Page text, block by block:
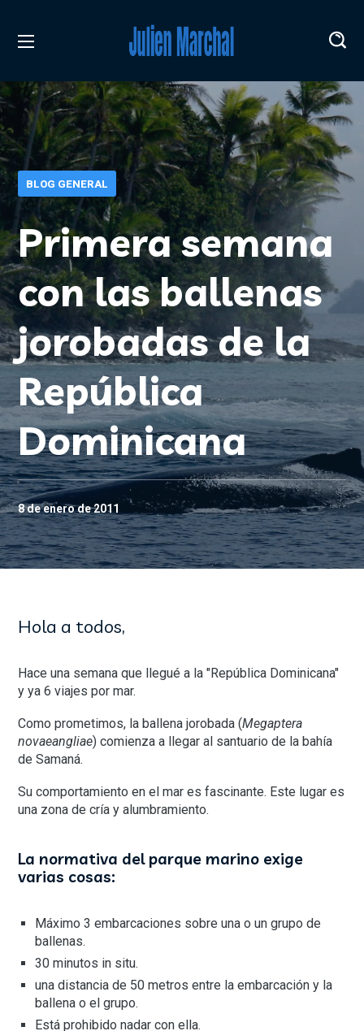
BLOG GENERAL
Primera semana
con las ballenas
jorobadas de la
República
Dominicana
8 de enero de 2011
Hola a todos,
Hace una semana que llegué a la "República Dominicana"
y ya 6 viajes por mar.
Como prometimos, la ballena jorobada (Megaptera
novaeangliae) comienza a llegar al santuario de la bahía
de Samaná.
Su comportamiento en el mar es fascinante. Este lugar es
una zona de cría y alumbramiento.
La normativa del parque marino exige
varias cosas:
Máximo 3 embarcaciones sobre una o un grupo de
ballenas.
30 minutos in situ.
una distancia de 50 metros entre la embarcación y la
ballena o el grupo.
Está prohibido nadar con ella.